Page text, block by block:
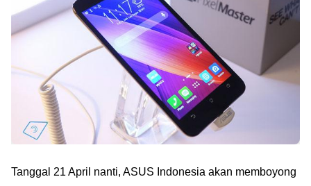
Tanggal 21 April nanti, ASUS Indonesia akan memboyong